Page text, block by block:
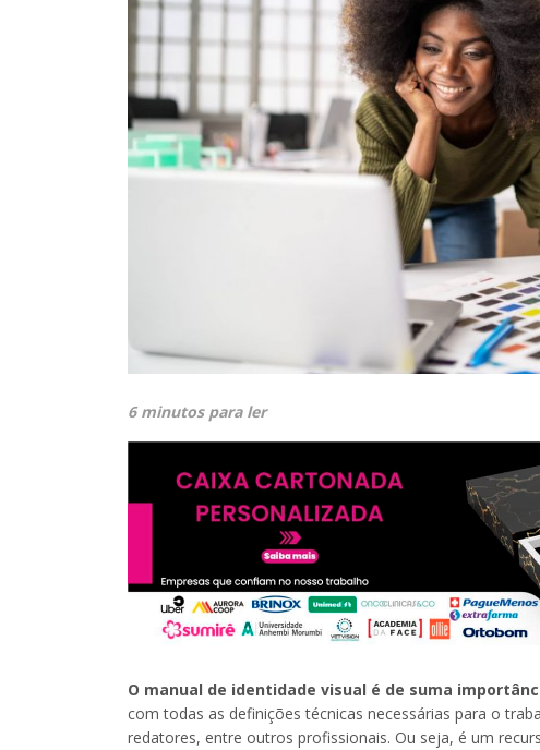
6 minutos para ler
O manual de identidade visual é de suma
com todas as definições técnicas necessárias para o
redatores, entre outros profissionais. Ou seja, é um